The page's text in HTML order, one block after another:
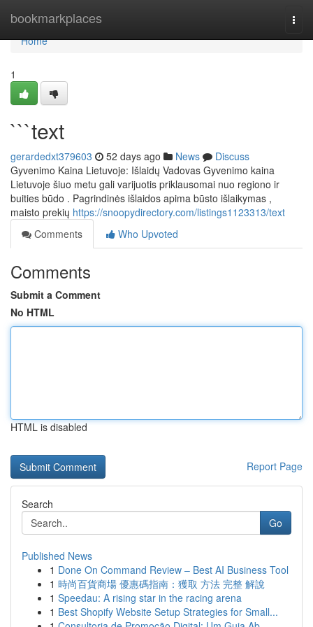
bookmarkplaces
Home
Home
1
```text
gerardedxt379603 52 days ago News
Discuss
Gyvenimo Kaina Lietuvoje: Išlaidų Vadovas Gyvenimo kaina
Lietuvoje šiuo metu gali varijuotis priklausomai nuo regiono ir
buities būdo . Pagrindinės išlaidos apima būsto išlaikymas ,
maisto prekių https://snoopydirectory.com/listings1123313/text
Comments
Who Upvoted
Comments
Submit a Comment
No HTML
HTML is disabled
Report Page
Search
Go
Published News
1 Done On Command Review – Best AI Business Tool
1 時尚百貨商場 優惠碼指南：獲取 方法 完整 解說
1 Speedau: A rising star in the racing arena
1 Best Shopify Website Setup Strategies for Small...